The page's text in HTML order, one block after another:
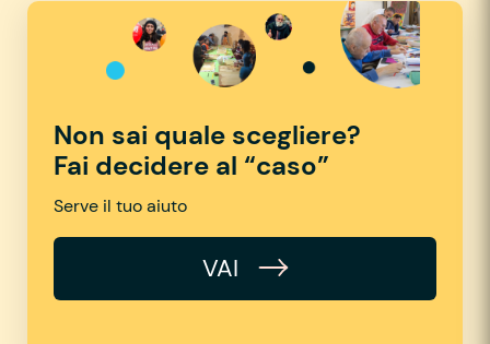
Non sai quale scegliere?
Fai decidere al “caso”
Serve il tuo aiuto
VAI